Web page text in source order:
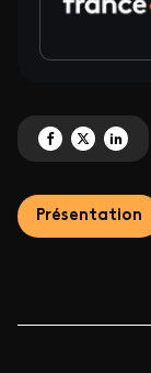
Partagez 'Le
Partagez 'Le
Présentation